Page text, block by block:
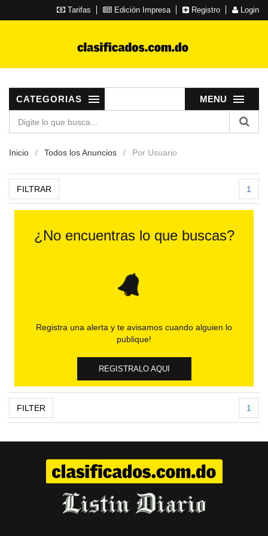
Tarifas Edición Impresa Registro Login
MENU
CATEGORIAS
Inicio Todos los Anuncios Por Usuario
FILTRAR 1
¿No encuentras lo que buscas?
Registra una alerta y te avisamos cuando alguien lo
publique!
REGISTRALO AQUI
FILTER 1